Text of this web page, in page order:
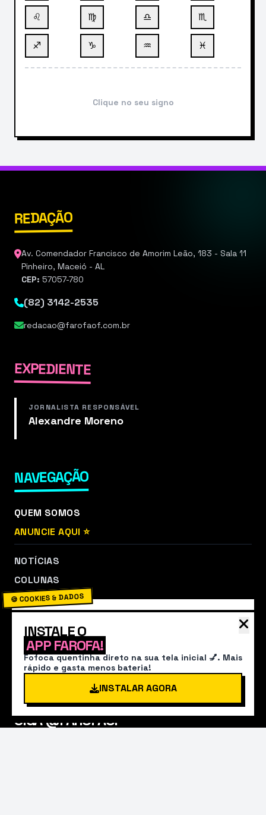
INSTALE O
APP FAROFA!
Fofoca quentinha direto na sua tela inicial 💅. Mais
rápido e gasta menos bateria!
INSTALAR AGORA
♌ ♍ ♎ ♏
♐ ♑ ♒ ♓
Clique no seu signo
REDAÇÃO
Av. Comendador Francisco de Amorim Leão, 183 - Sala 11
Pinheiro, Maceió - AL
CEP: 57057-780
(82) 3142-2535
redacao@farofaof.com.br
EXPEDIENTE
JORNALISTA RESPONSÁVEL
Alexandre Moreno
NAVEGAÇÃO
QUEM SOMOS
ANUNCIE AQUI ⭐
NOTÍCIAS
COLUNAS
FAMOSOS
STREAMING
TV
EVENTOS
SIGA @FAROFAOF
🍪 COOKIES & DADOS
perca nenhum babado. Ao continuar navegando,
você concorda com nossa
Privacidade.
ACEITAR TUDO